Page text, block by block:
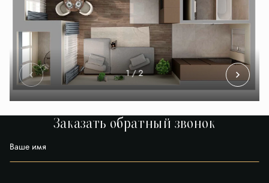
1 / 2
Заказать обратный звонок
Ваше имя